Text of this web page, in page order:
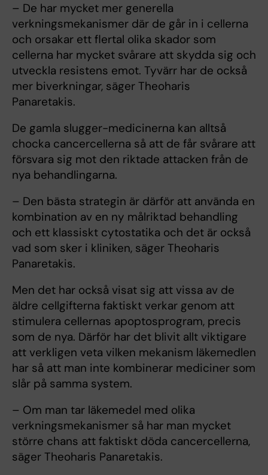
– De har mycket mer generella
verkningsmekanismer där de går in i cellerna
och orsakar ett flertal olika skador som
cellerna har mycket svårare att skydda sig och
utveckla resistens emot. Tyvärr har de också
mer biverkningar, säger Theoharis
Panaretakis.
De gamla slugger-medicinerna kan alltså
chocka cancercellerna så att de får svårare att
försvara sig mot den riktade attacken från de
nya behandlingarna.
– Den bästa strategin är därför att använda en
kombination av en ny målriktad behandling
och ett klassiskt cytostatika och det är också
vad som sker i kliniken, säger Theoharis
Panaretakis.
Men det har också visat sig att vissa av de
äldre cellgifterna faktiskt verkar genom att
stimulera cellernas apoptosprogram, precis
som de nya. Därför har det blivit allt viktigare
att verkligen veta vilken mekanism läkemedlen
har så att man inte kombinerar mediciner som
slår på samma system.
– Om man tar läkemedel med olika
verkningsmekanismer så har man mycket
större chans att faktiskt döda cancercellerna,
säger Theoharis Panaretakis.